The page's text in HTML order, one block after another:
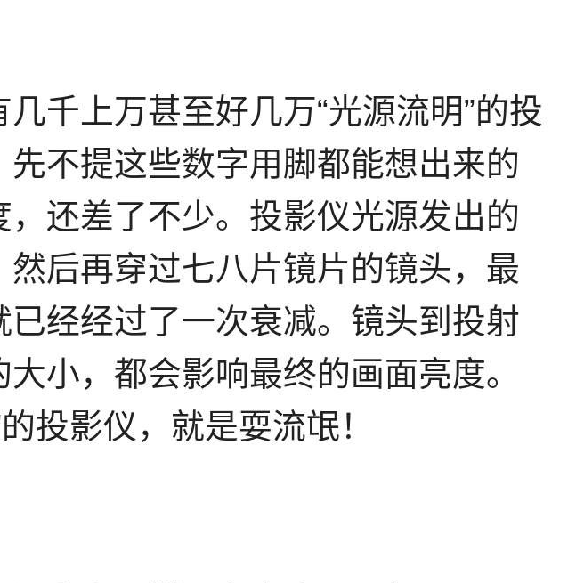
千上万甚至好几万“光源流明”的投
不提这些数字用脚都能想出来的
还差了不少。投影仪光源发出的
后再穿过七八片镜片的镜头，最
经经过了一次衰减。镜头到投射
小，都会影响最终的画面亮度。
投影仪，就是耍流氓！